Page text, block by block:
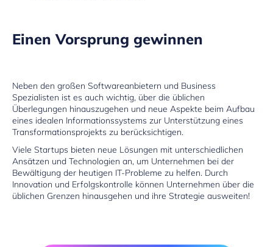
Einen Vorsprung gewinnen
Neben den großen Softwareanbietern und Business
Spezialisten ist es auch wichtig, über die üblichen
Überlegungen hinauszugehen und neue Aspekte beim Aufbau
eines idealen Informationssystems zur Unterstützung eines
Transformationsprojekts zu berücksichtigen.
Viele Startups bieten neue Lösungen mit unterschiedlichen
Ansätzen und Technologien an, um Unternehmen bei der
Bewältigung der heutigen IT-Probleme zu helfen. Durch
Innovation und Erfolgskontrolle können Unternehmen über die
üblichen Grenzen hinausgehen und ihre Strategie ausweiten!